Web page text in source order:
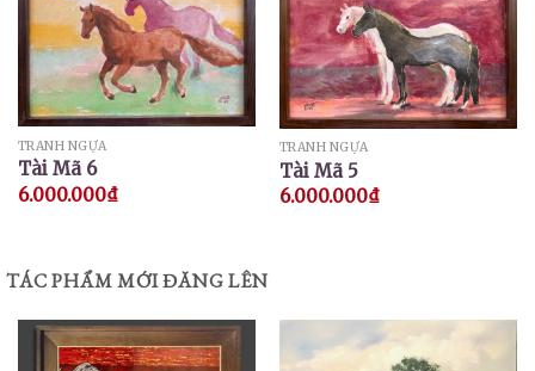
TRANH NGỰA
Tài Mã 6
6.000.000₫
TRANH NGỰA
Tài Mã 5
6.000.000₫
TÁC PHẨM MỚI ĐĂNG LÊN